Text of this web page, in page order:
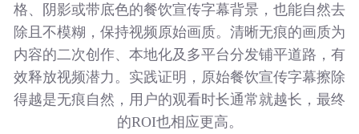
格、阴影或带底色的餐饮宣传字幕背景，也能自然去
除且不模糊，保持视频原始画质。清晰无痕的画质为
内容的二次创作、本地化及多平台分发铺平道路，有
效释放视频潜力。实践证明，原始餐饮宣传字幕擦除
得越是无痕自然，用户的观看时长通常就越长，最终
的ROI也相应更高。